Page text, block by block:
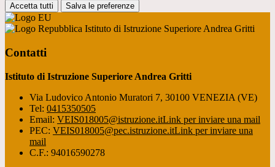
Accetta tutti Salva le preferenze
Istituto di Istruzione Superiore Andrea Gritti
Contatti
Istituto di Istruzione Superiore Andrea Gritti
Via Ludovico Antonio Muratori 7, 30100 VENEZIA (VE)
Tel: 0415350505
Email: VEIS018005@istruzione.itLink per inviare una mail
PEC: VEIS018005@pec.istruzione.itLink per inviare una
mail
C.F.: 94016590278